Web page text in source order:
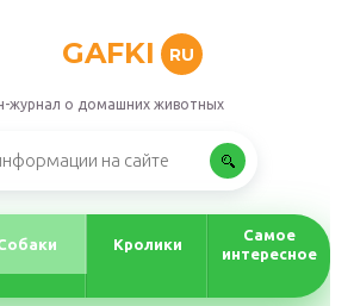
GAFKI RU
журнал о домашних животных
Кролики
Самое
интересное